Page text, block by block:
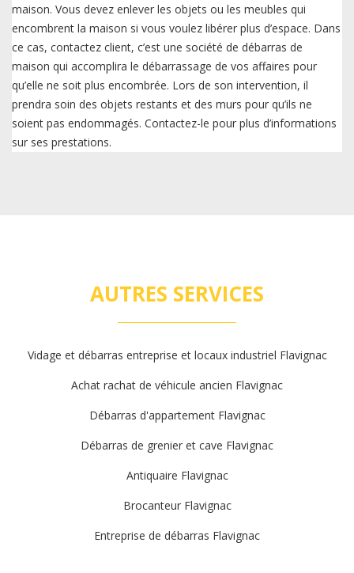
maison. Vous devez enlever les objets ou les meubles qui
encombrent la maison si vous voulez libérer plus d’espace. Dans
ce cas, contactez client, c’est une société de débarras de
maison qui accomplira le débarrassage de vos affaires pour
qu’elle ne soit plus encombrée. Lors de son intervention, il
prendra soin des objets restants et des murs pour qu’ils ne
soient pas endommagés. Contactez-le pour plus d’informations
sur ses prestations.
AUTRES SERVICES
Vidage et débarras entreprise et locaux industriel Flavignac
Achat rachat de véhicule ancien Flavignac
Débarras d'appartement Flavignac
Débarras de grenier et cave Flavignac
Antiquaire Flavignac
Brocanteur Flavignac
Entreprise de débarras Flavignac